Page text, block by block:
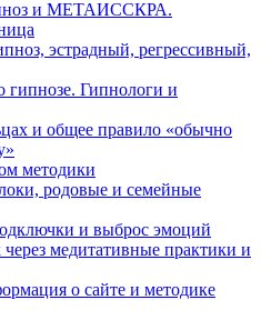
и МЕТАИССКРА.
эстрадный, регрессивный,
Гипнологи и
и общее правило «обычно
методики
родовые и семейные
и выброс эмоций
медитативные практики и
о сайте и методике